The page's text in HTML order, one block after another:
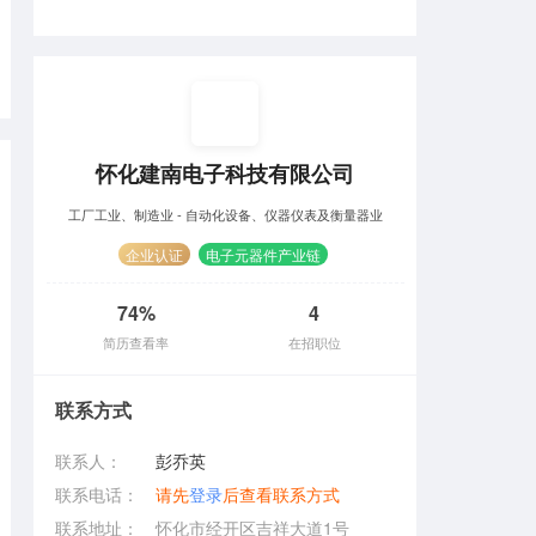
怀化建南电子科技有限公司
工厂工业、制造业 - 自动化设备、仪器仪表及衡量器业
企业认证 电子元器件产业链
74%
简历查看率
4
在招职位
联系方式
联系人：
彭乔英
联系电话：
请先登录后查看联系方式
联系地址：
怀化市经开区吉祥大道1号